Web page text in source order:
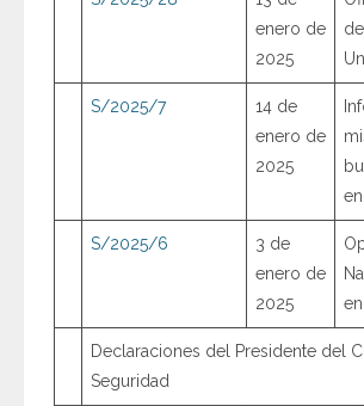
enero de
2025
S/2025/7
14 de
enero de
2025
S/2025/6
3 de
enero de
2025
Declaraciones del Presidente del
Seguridad